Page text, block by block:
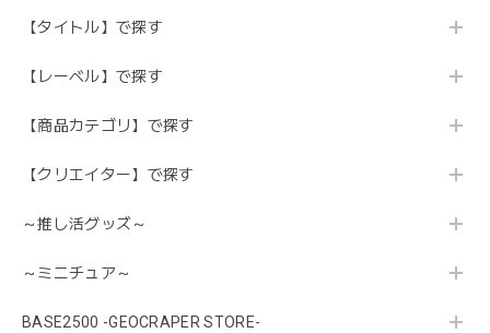
【タイトル】で探す
【レーベル】で探す
【商品カテゴリ】で探す
【クリエイター】で探す
～推し活グッズ～
～ミニチュア～
BASE2500 -GEOCRAPER STORE-